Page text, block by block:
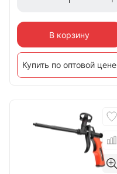
В корзину
Купить по оптовой цене